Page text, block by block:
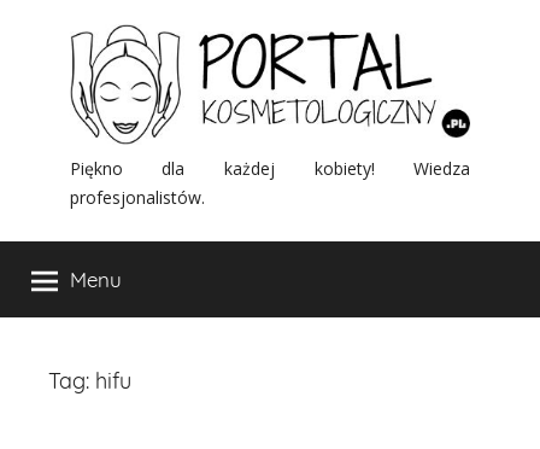
Portal
Kosmetologiczny
Piękno dla każdej kobiety! Wiedza
profesjonalistów.
Menu
Tag: hifu